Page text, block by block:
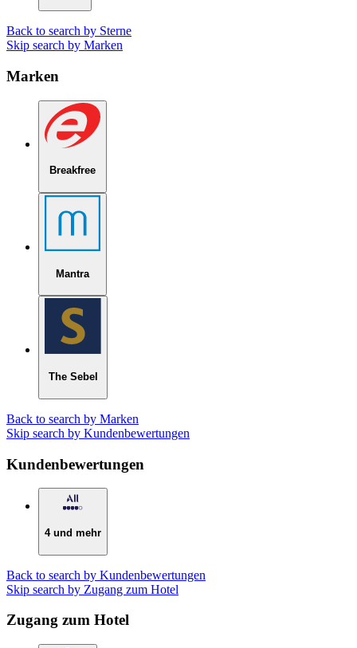
Back to search by Sterne
Skip search by Marken
Marken
Breakfree
Mantra
The Sebel
Back to search by Marken
Skip search by Kundenbewertungen
Kundenbewertungen
4 und mehr
Back to search by Kundenbewertungen
Skip search by Zugang zum Hotel
Zugang zum Hotel